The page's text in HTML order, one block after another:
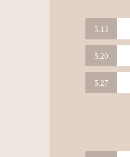
5.13
5.20
5.27